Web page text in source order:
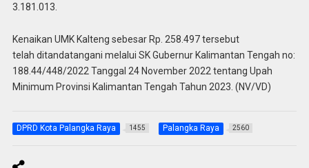
3.181.013.
Kenaikan UMK Kalteng sebesar Rp. 258.497 tersebut
telah ditandatangani melalui SK Gubernur Kalimantan Tengah no:
188.44/448/2022 Tanggal 24 November 2022 tentang Upah
Minimum Provinsi Kalimantan Tengah Tahun 2023. (NV/VD)
DPRD Kota Palangka Raya 1455 Palangka Raya 2560